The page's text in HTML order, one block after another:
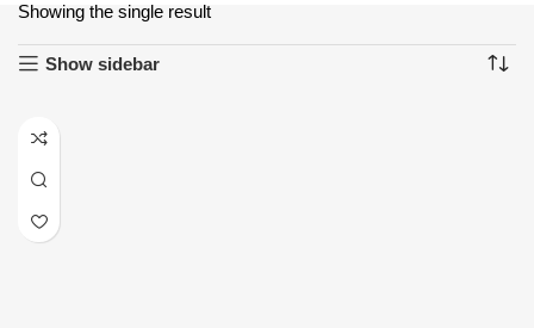
Showing the single result
Show sidebar